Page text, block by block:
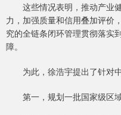
这些情况表明，推动产业
力，加强质量和信用叠加评价
究的全链条闭环管理贯彻落实
障。
为此，徐浩宇提出了针对中
第一，规划一批国家级区域